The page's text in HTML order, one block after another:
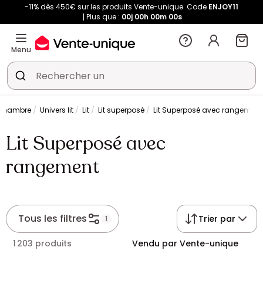
-11% dès 450€ sur les produits Vente-unique. Code ENJOY11
Plus que : 00j 00h 00m 00s
Menu
Univers lit Lit Lit superposé Lit Superposé avec rangement
Lit Superposé avec
rangement
Tous les filtres 1 Trier par
1 203 produits Vendu par Vente-unique